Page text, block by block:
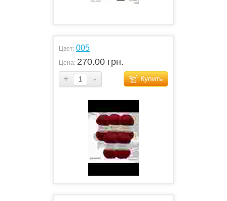
Цвет: 005
Цена: 270.00 грн.
+
- Купить